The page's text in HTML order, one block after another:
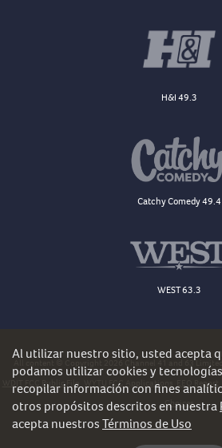
H&I 49.3
Catchy Comedy 49.4
WEST 63.3
All content © Copyright 2026 Channel 41 and 63
WDJT FCC Public File
WYTU FCC Applications EEO Report
Choices
Al utilizar nuestro sitio, usted acepta
podamos utilizar cookies y
recopilar información con fines
otros propósitos descritos en nuestra
acepta nuestrosTérminos de Uso